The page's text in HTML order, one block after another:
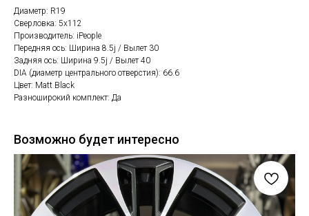
Диаметр: R19
Сверловка: 5х112
Производитель: iPeople
Передняя ось: Ширина 8.5j / Вылет 30
Задняя ось: Ширина 9.5j / Вылет 40
DIA (диаметр центрального отверстия): 66.6
Цвет: Matt Black
Разноширокий комплект: Да
Возможно будет интересно